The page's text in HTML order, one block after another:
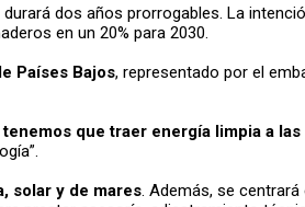
dos años prorrogables. La
en un 20% para 2030.
Países Bajos, representado por el
tenemos que traer energía limpia a
solar y de mares. Además, se centrará